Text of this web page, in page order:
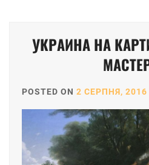
УКРАИНА НА
POSTED ON 2 СЕРПНЯ, 2016